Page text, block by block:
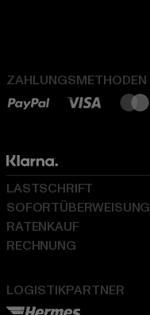
ZAHLUNGSMETHODEN
LOGISTIKPARTNER
LASTSCHRIFT
SOFORTÜBERWEISUNG
RATENKAUF
RECHNUNG